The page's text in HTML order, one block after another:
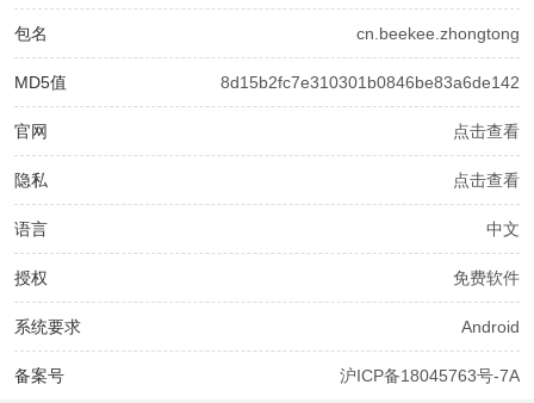
包名 cn.beekee.zhongtong
MD5值 8d15b2fc7e310301b0846be83a6de142
官网 点击查看
隐私 点击查看
语言 中文
授权 免费软件
系统要求 Android
备案号 沪ICP备18045763号-7A